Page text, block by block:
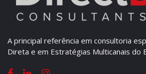
A principal referência em consultoria
Direta e em Estratégias Multicanais do